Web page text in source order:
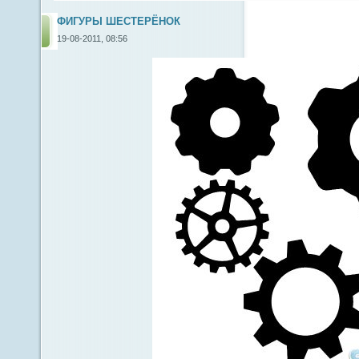
ФИГУРЫ ШЕСТЕРЁНОК
19-08-2011, 08:56